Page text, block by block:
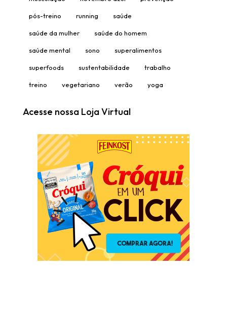
pós-treino running saúde
saúde da mulher saúde do homem
saúde mental sono superalimentos
superfoods sustentabilidade trabalho
treino vegetariano verão yoga
Acesse nossa Loja Virtual